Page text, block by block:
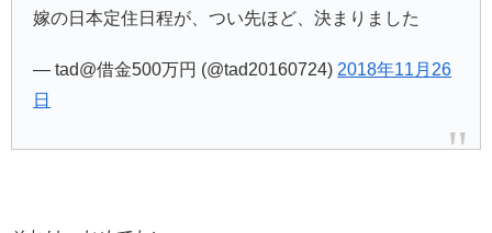
嫁の日本定住日程が、つい先ほど、決まりました
— tad@借金500万円 (@tad20160724) 2018年11月26
日